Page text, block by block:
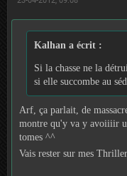
Kalhan a écrit :
Si la chasse ne la
si elle succombe au
Arf, ça parlait, de
montre qu'y va y avoiiiir
tomes ^^
Vais rester sur mes